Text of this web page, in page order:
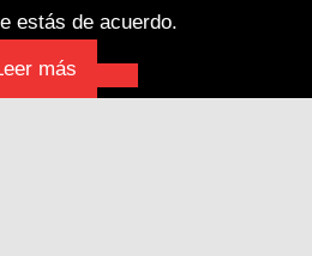
estás de acuerdo.
más